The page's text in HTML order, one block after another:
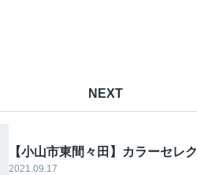
NEXT
【小山市東間々田】カラーセ
2021.09.17